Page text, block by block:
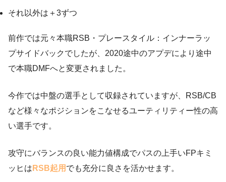
それ以外は＋3ずつ
前作では元々本職RSB・プレースタイル：インナーラッ
プサイドバックでしたが、2020途中のアプデにより途中
で本職DMFへと変更されました。
今作では中盤の選手として収録されていますが、RSB/CB
など様々なポジションをこなせるユーティリティー性の高
い選手です。
攻守にバランスの良い能力値構成でパスの上手いFPキミ
ッヒは RSB起用 でも充分に良さを活かせます。